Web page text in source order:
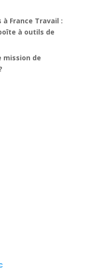
à France Travail :
à outils de
mission de